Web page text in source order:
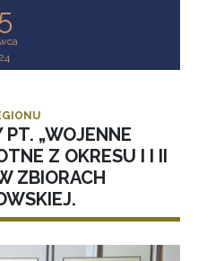
„WOJENNE
Z OKRESU I I II
ZBIORACH